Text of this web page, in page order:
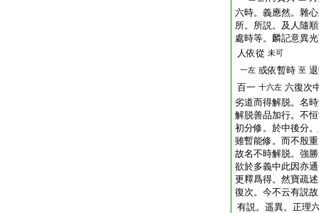
六時。義應然。雜
所。所説。及人隨
處時等。麟記意異
人依從 未可
一左 或依暫時 至
百一 十六左 六復次
劣道而得解脱。名
解脱善品加行。不
初分修。於中後分
雖暫能修。而不殷
故名不時解脱。強
欲於多義中此因亦
更釋爲得。然寶疏
復次。今不云有説
有説。遥異。正理